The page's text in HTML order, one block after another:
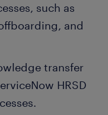
such as
and
transfer
HRSD